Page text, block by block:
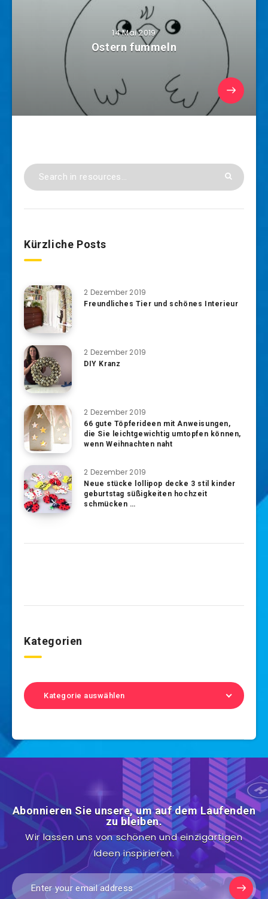
14 Mai 2019
Ostern fummeln
Kürzliche Posts
2 Dezember 2019
Freundliches Tier und schönes Interieur
2 Dezember 2019
DIY Kranz
2 Dezember 2019
66 gute Töpferideen mit Anweisungen,
die Sie leichtgewichtig umtopfen können,
wenn Weihnachten naht
2 Dezember 2019
Neue stücke lollipop decke 3 stil kinder
geburtstag süßigkeiten hochzeit
schmücken …
Kategorien
Kategorie auswählen
Abonnieren Sie unsere, um auf dem Laufenden
zu bleiben.
Wir lassen uns von schönen und einzigartigen
Ideen inspirieren.